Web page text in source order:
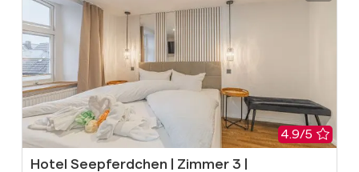
4.9/5
Hotel Seepferdchen | Zimmer 3 |